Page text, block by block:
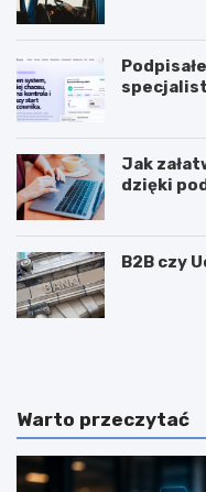
Jak
dzięki
B2B czy
J
g
ę
z
a
J
c
e
c
h
Warto przeczytać